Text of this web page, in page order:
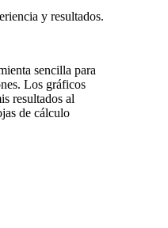
y resultados.
sencilla para
Los gráficos
resultados al
de cálculo